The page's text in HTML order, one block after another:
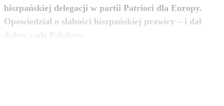
hiszpańskiej delegacji w partii Patrioci dla Europy.
Opowiedział o słabości hiszpańskiej prawicy – i dał
zobacz więcej